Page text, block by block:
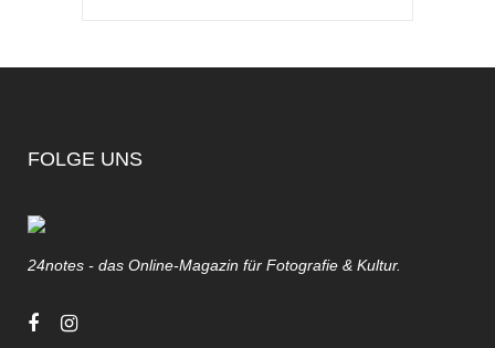
FOLGE UNS
24notes - das Online-Magazin für Fotografie & Kultur.